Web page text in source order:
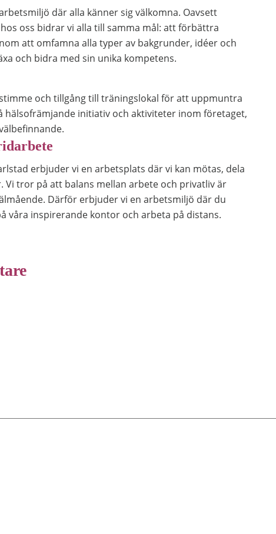
där alla känner sig välkomna. Oavsett
oss bidrar vi alla till samma mål: att förbättra
att omfamna alla typer av bakgrunder, idéer och
och bidra med sin unika kompetens.
och tillgång till träningslokal för att uppmuntra
hälsofrämjande initiativ och aktiviteter inom företaget,
erbjuder vi en arbetsplats där vi kan mötas, dela
Vi tror på att balans mellan arbete och privatliv är
Därför erbjuder vi en arbetsmiljö där du
våra inspirerande kontor och arbeta på distans.